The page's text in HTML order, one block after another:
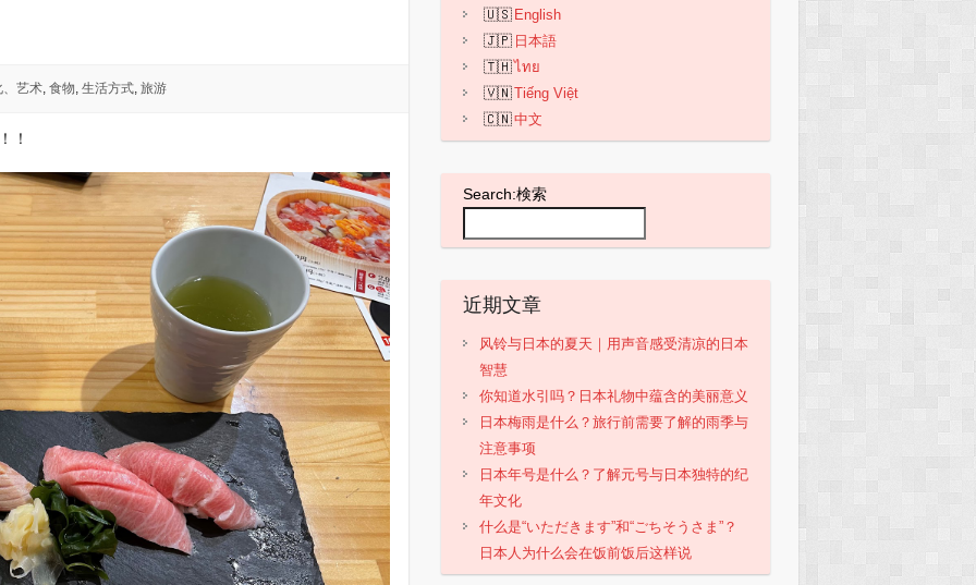
、艺术, 食物, 生活方式, 旅游
！
English
日本語
ไทย
Tiếng Việt
中文
Search:検索
近期文章
风铃与日本的夏天｜用声音感受清凉的日本
智慧
你知道水引吗？日本礼物中蕴含的美丽意义
日本梅雨是什么？旅行前需要了解的雨季与
注意事项
日本年号是什么？了解元号与日本独特的纪
年文化
什么是“いただきます”和“ごちそうさま”？
日本人为什么会在饭前饭后这样说